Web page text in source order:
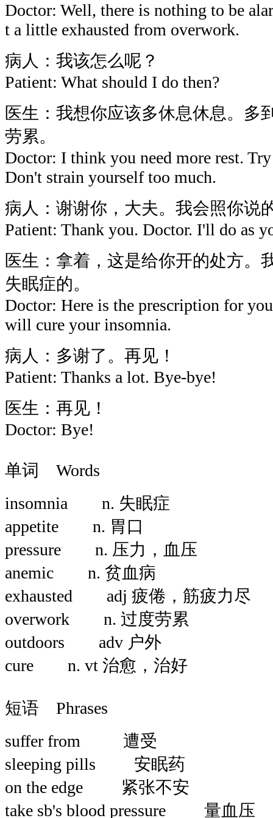
Doctor: Well, there is nothing to be
t a little exhausted from overwork.
病人：我该怎么呢？
Patient: What should I do then?
医生：我想你应该多休息休息。多
劳累。
Doctor: I think you need more rest.
Don't strain yourself too much.
病人：谢谢你，大夫。我会照你说
Patient: Thank you. Doctor. I'll do as
医生：拿着，这是给你开的处方。
失眠症的。
Doctor: Here is the prescription for
will cure your insomnia.
病人：多谢了。再见！
Patient: Thanks a lot. Bye-bye!
医生：再见！
Doctor: Bye!
单词 Words
insomnia n. 失眠症
appetite n. 胃口
pressure n. 压力，血压
anemic n. 贫血病
exhausted adj 疲倦，筋疲力尽
overwork n. 过度劳累
outdoors adv 户外
cure n. vt 治愈，治好
短语 Phrases
suffer from 遭受
sleeping pills 安眠药
on the edge 紧张不安
take sb's blood pressure 量血压